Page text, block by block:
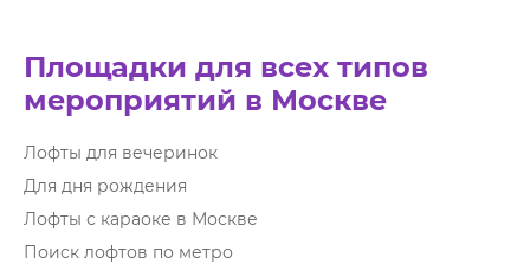
Площадки для всех типов
мероприятий в Москве
Лофты для вечеринок
Для дня рождения
Лофты с караоке в Москве
Поиск лофтов по метро